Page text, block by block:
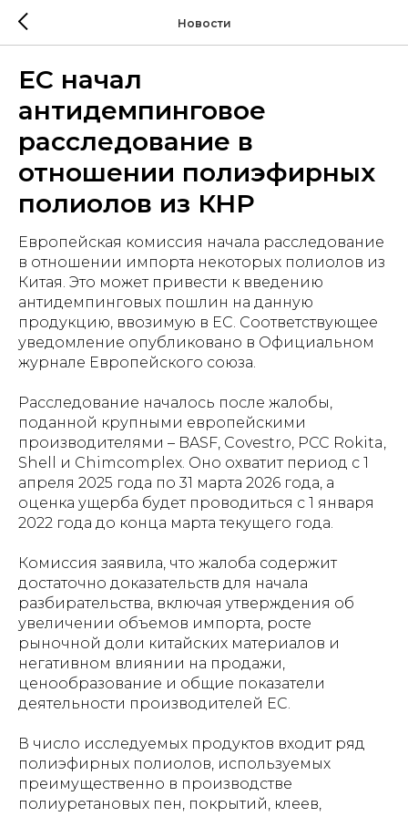
Новости
ЕС начал
антидемпинговое
расследование в
отношении полиэфирных
полиолов из КНР
Европейская комиссия начала расследование
в отношении импорта некоторых полиолов из
Китая. Это может привести к введению
антидемпинговых пошлин на данную
продукцию, ввозимую в ЕС. Соответствующее
уведомление опубликовано в Официальном
журнале Европейского союза.
Расследование началось после жалобы,
поданной крупными европейскими
производителями – BASF, Covestro, PCC Rokita,
Shell и Chimcomplex. Оно охватит период с 1
апреля 2025 года по 31 марта 2026 года, а
оценка ущерба будет проводиться с 1 января
2022 года до конца марта текущего года.
Комиссия заявила, что жалоба содержит
достаточно доказательств для начала
разбирательства, включая утверждения об
увеличении объемов импорта, росте
рыночной доли китайских материалов и
негативном влиянии на продажи,
ценообразование и общие показатели
деятельности производителей ЕС.
В число исследуемых продуктов входит ряд
полиэфирных полиолов, используемых
преимущественно в производстве
полиуретановых пен, покрытий, клеев,